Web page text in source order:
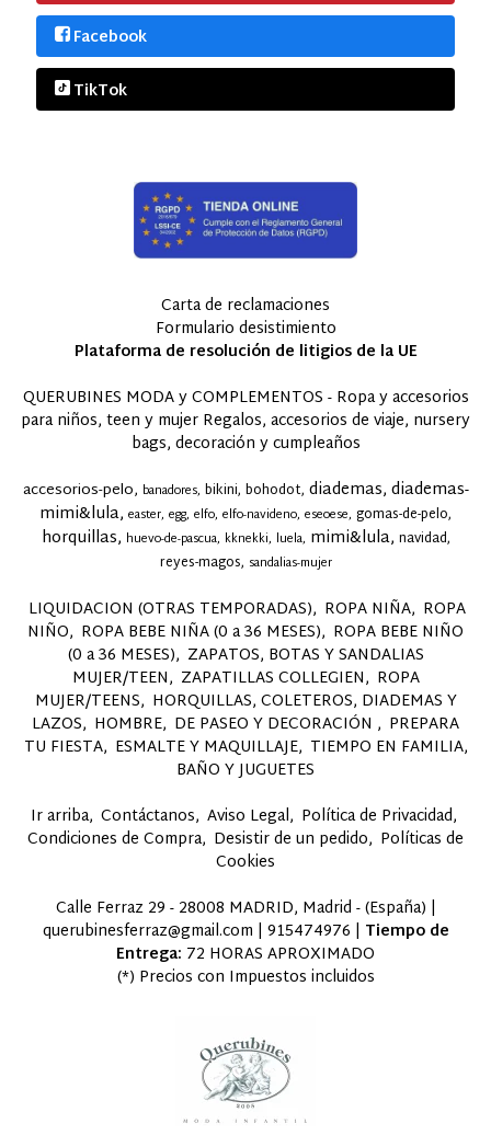
Facebook
TikTok
Carta de reclamaciones
Formulario desistimiento
Plataforma de resolución de litigios de la UE
QUERUBINES MODA y COMPLEMENTOS - Ropa y accesorios
para niños, teen y mujer Regalos, accesorios de viaje, nursery
bags, decoración y cumpleaños
accesorios-pelo banadores bikini bohodot diademas diademas-
mimi&lula easter egg elfo elfo-navideno eseoese gomas-de-pelo
horquillas huevo-de-pascua kknekki luela mimi&lula navidad
reyes-magos sandalias-mujer
LIQUIDACION (OTRAS TEMPORADAS) ROPA NIÑA ROPA
NIÑO ROPA BEBE NIÑA (0 a 36 MESES) ROPA BEBE NIÑO
(0 a 36 MESES) ZAPATOS, BOTAS Y SANDALIAS
MUJER/TEEN ZAPATILLAS COLLEGIEN ROPA
MUJER/TEENS HORQUILLAS, COLETEROS, DIADEMAS Y
LAZOS HOMBRE DE PASEO Y DECORACIÓN
PREPARA
TU FIESTA ESMALTE Y MAQUILLAJE TIEMPO EN FAMILIA,
BAÑO Y JUGUETES
Ir arriba Contáctanos Aviso Legal Política de Privacidad
Condiciones de Compra Desistir de un pedido Políticas de
Cookies
Calle Ferraz 29 - 28008 MADRID, Madrid - (España) |
querubinesferraz@gmail.com | 915474976 | Tiempo de
Entrega: 72 HORAS APROXIMADO
(*) Precios con Impuestos incluidos